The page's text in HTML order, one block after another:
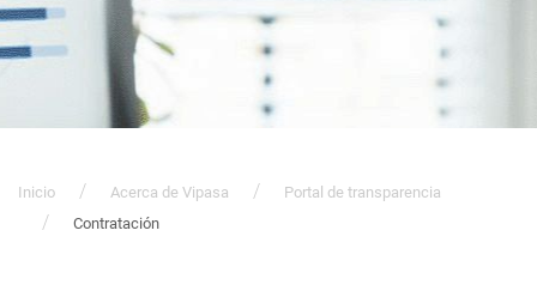
Inicio Acerca de Vipasa
Portal de transparencia
Contratación